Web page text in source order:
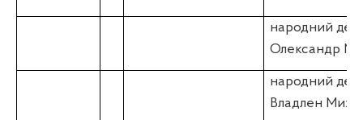
народний
Олександр
народний
Владлен